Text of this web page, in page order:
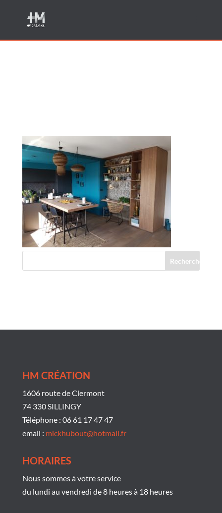
HM CRÉATION
1606 route de Clermont
74 330 SILLINGY
Téléphone : 06 61 17 47 47
email : mickhubout@hotmail.fr
HORAIRES
Nous sommes à votre service
du lundi au vendredi de 8 heures à 18 heures